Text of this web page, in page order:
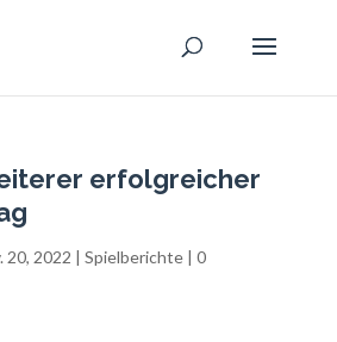
erfolgreicher
20, 2022 | Spielberichte| 0